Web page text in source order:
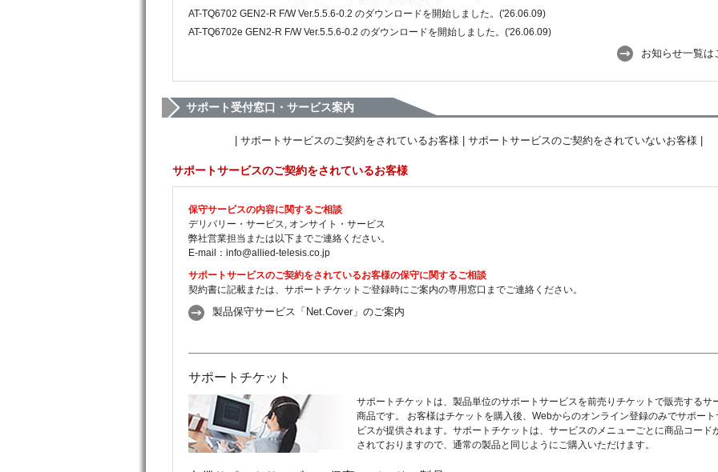
AT-TQ6702 GEN2-R F/W Ver.5.5.6-0.2 のダウンロードを開始しました。('26.06.09)
AT-TQ6702e GEN2-R F/W Ver.5.5.6-0.2 のダウンロードを開始しました。('26.06.09)
お知らせ一覧は
サポート受付窓口・サービス案内
サポートサービスのご契約をされているお客様 サポートサービスのご契約をされていないお客様
サポートサービスのご契約をされているお客様
保守サービスの内容に関するご相談
デリバリー・サービス, オンサイト・サービス
弊社営業担当または以下までご連絡ください。
E-mail： info@allied-telesis.co.jp
サポートサービスのご契約をされているお客様の保守に関するご相談
契約書に記載または、サポートチケットご登録時にご案内の専用窓口までご連絡ください。
製品保守サービス「Net.Cover」のご案内
サポートチケット
サポートチケットは、製品単位のサポートサービスを前売りチケットで販売するサ
商品です。 お客様はチケットを購入後、Webからのオンライン登録のみでサポート
ビスが提供されます。サポートチケットは、サービスのメニューごとに商品コード
されておりますので、通常の製品と同じようにご購入いただけます。